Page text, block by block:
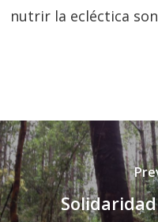
nutrir la ecléctica